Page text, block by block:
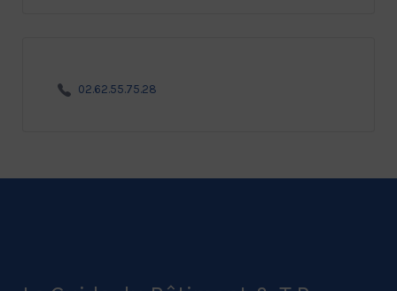
02.62.55.75.28